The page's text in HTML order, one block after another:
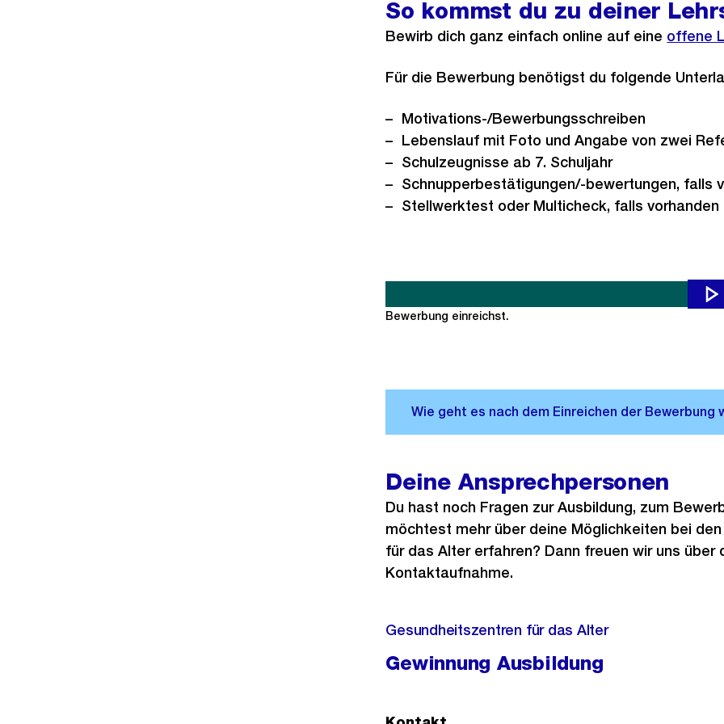
So kommst du zu deiner
Bewirb dich ganz einfach online auf eine Externer
offene
Für die Bewerbung benötigst du folgende
Motivations-/Bewerbungsschreiben
Lebenslauf mit Foto und Angabe von zwei
Schulzeugnisse ab 7. Schuljahr
Schnupperbestätigungen/-bewertungen, falls
Stellwerktest oder Multicheck, falls vorhanden
Du möchtest dich auf eine Lehrstelle bei uns bewerben?
Bewerbung einreichst.
Deine Ansprechpersonen
Du hast noch Fragen zur Ausbildung, zum
möchtest mehr über deine Möglichkeiten bei
für das Alter erfahren? Dann freuen wir uns über
Kontaktaufnahme.
Gesundheitszentren für das Alter
Gewinnung Ausbildung